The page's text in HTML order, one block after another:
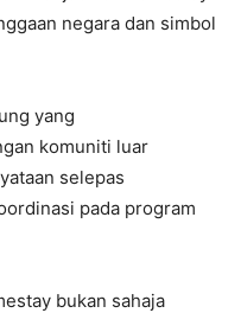
negara dan simbol
yang
komuniti luar
selepas
pada program
bukan sahaja